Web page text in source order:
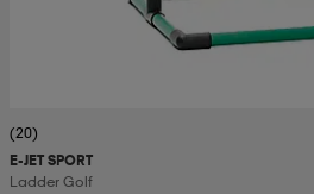
(20)
E-JET SPORT
Ladder Golf